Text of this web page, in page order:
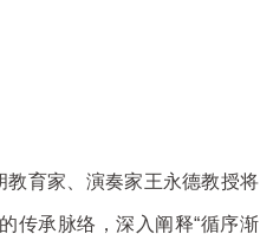
育家、演奏家王永德教授将
传承脉络，深入阐释“循序渐